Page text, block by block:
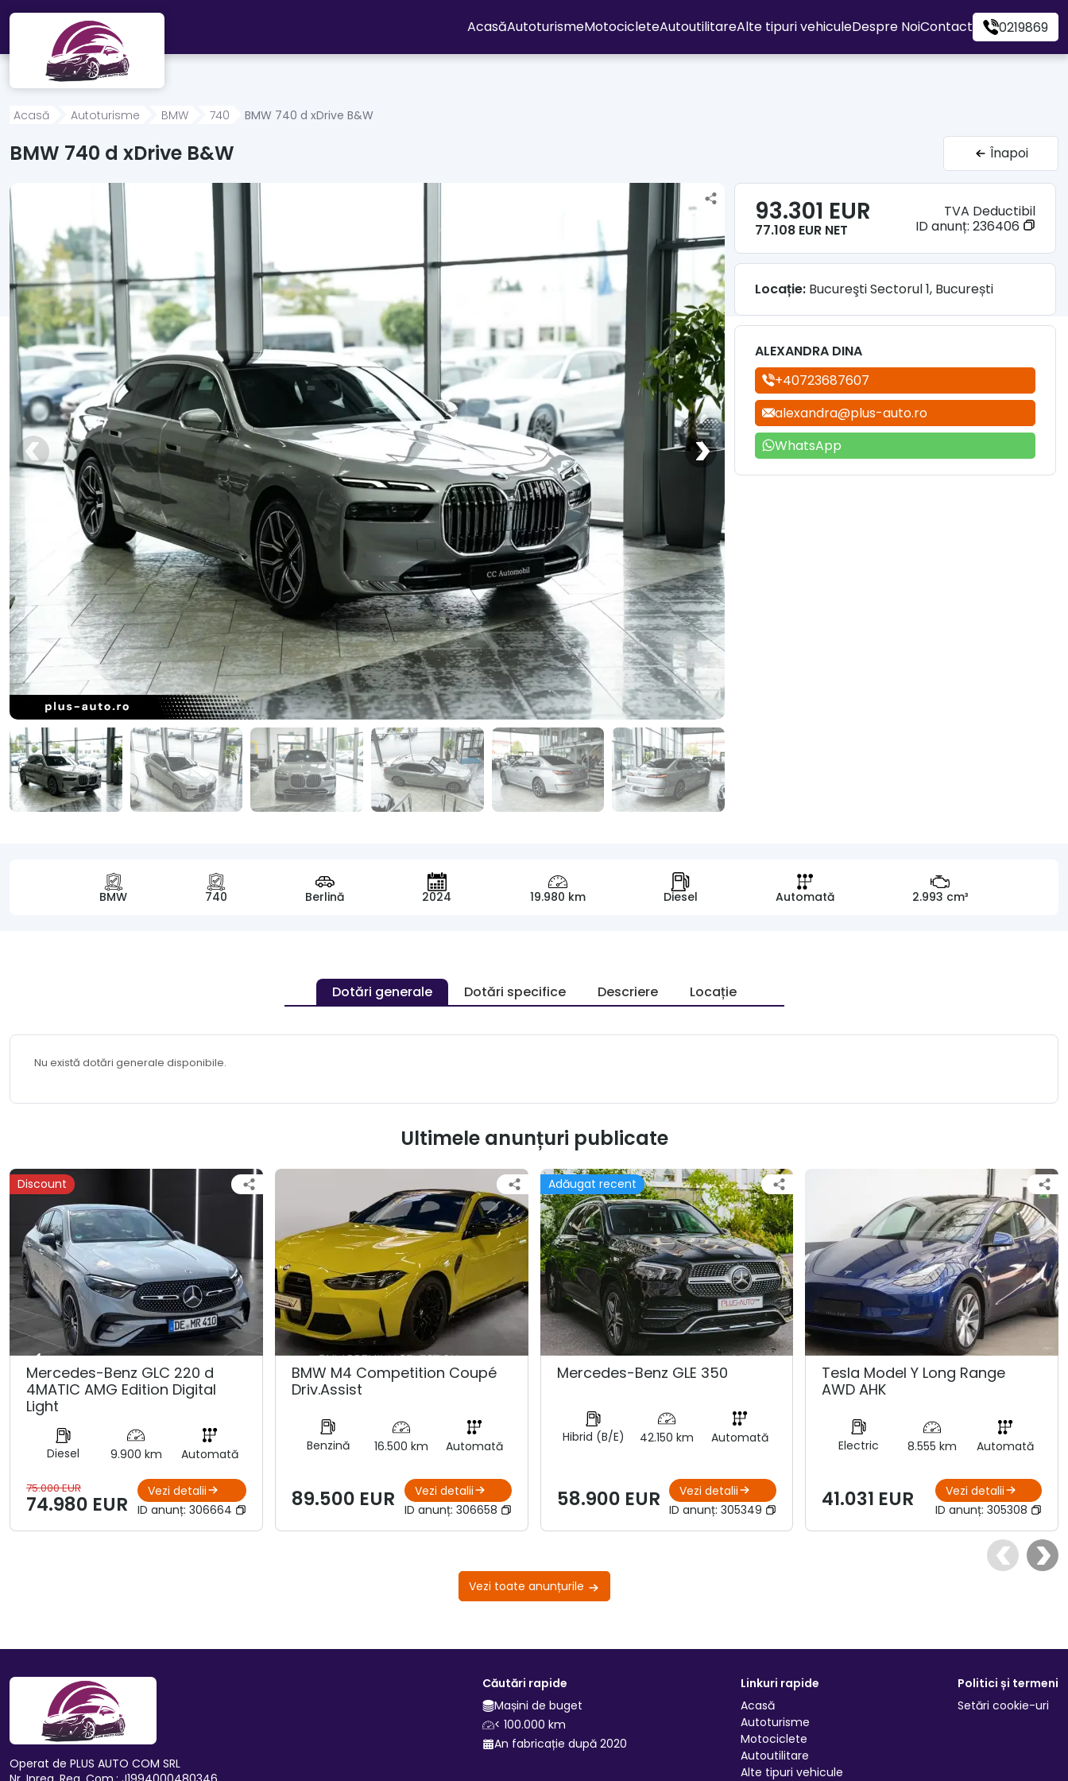
Mergi direct la conținutul principal
AcasăAutoturismeMotocicleteAutoutilitareAlte tipuri vehiculeDespre NoiContact 0219869
Acasă Autoturisme BMW 740 BMW 740 d xDrive B&W
BMW 740 d xDrive B&W Înapoi
BMW 740 Berlină 2024 19.980 km Diesel Automată 2.993 cm³
Dotări generale Dotări specifice Descriere Locație
Nu există dotări generale disponibile.
93.301 EUR
77.108 EUR NET
TVA Deductibil
ID anunț: 236406
Locație: Bucureşti Sectorul 1, București
ALEXANDRA DINA
+40723687607
alexandra@plus-auto.ro
WhatsApp
Ultimele anunțuri publicate
Discount
Mercedes-Benz GLC 220 d
4MATIC AMG Edition Digital
Light
Diesel 9.900 km Automată
75.000 EUR
74.980 EUR
Vezi detalii
ID anunț: 306664
BMW M4 Competition Coupé
Driv.Assist
Benzină 16.500 km Automată
89.500 EUR
Vezi detalii
ID anunț: 306658
Adăugat recent
Mercedes-Benz GLE 350
Hibrid (B/E) 42.150 km Automată
58.900 EUR
Vezi detalii
ID anunț:305349
Tesla Model Y Long Range
AWD AHK
Electric 8.555 km Automată
41.031 EUR
Vezi detalii
ID anunț: 305308
Vezi toate anunțurile
Operat de PLUS AUTO COM SRL
Căutări rapide
Mașini de buget
< 100.000 km
An fabricație după 2020
Linkuri rapide
Acasă
Autoturisme
Motociclete
Autoutilitare
Alte tipuri vehicule
Politici și termeni
Setări cookie-uri